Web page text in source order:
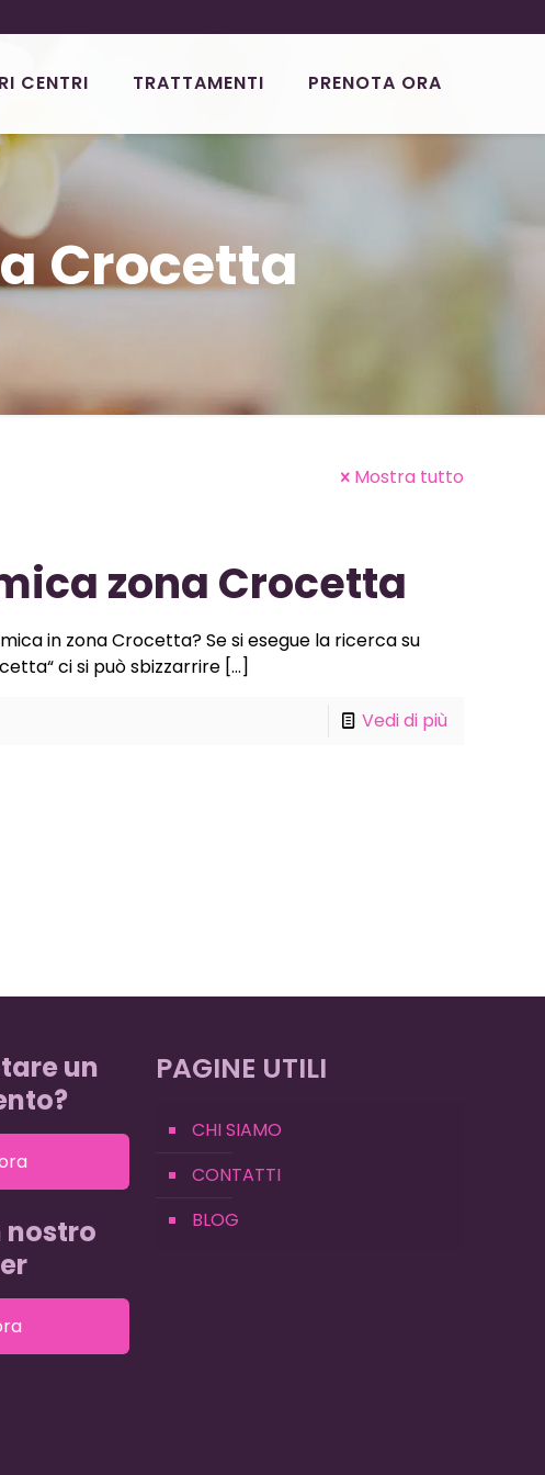
CENTRI TRATTAMENTI PRENOTA ORA
Crocetta
Mostra tutto
zona Crocetta
in zona Crocetta? Se si esegue la ricerca su
ci si può sbizzarrire[…]
Vedi di più
un
nostro
PAGINE UTILI
CHI SIAMO
CONTATTI
BLOG